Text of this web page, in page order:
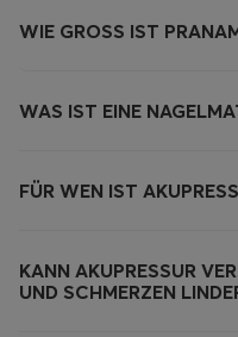
WIE GROSS IST
WAS IST EINE
FÜR WEN IST
KANN AKUPRESSUR
UND SCHMERZEN